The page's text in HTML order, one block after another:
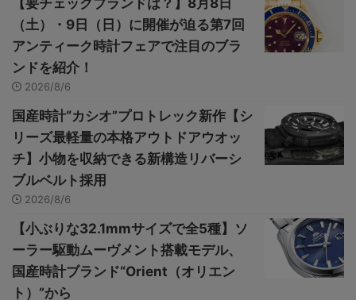
【要チェックブランドは？】8月8日
（土）・9日（日）に開催が迫る第7回
アンティーク時計フェアで注目のブラ
ンドを紹介！
2026/8/6
国産時計“カシオ”プロトレック新作【シ
リーズ最軽量の本格アウトドアウオッ
チ】小物を収納できる新構造リバーシ
ブルベルト採用
2026/8/6
【小ぶりな32.1mmサイズで全5種】ソ
ーラー駆動ムーヴメント搭載モデル、
国産時計ブランド“Orient（オリエン
ト）”から